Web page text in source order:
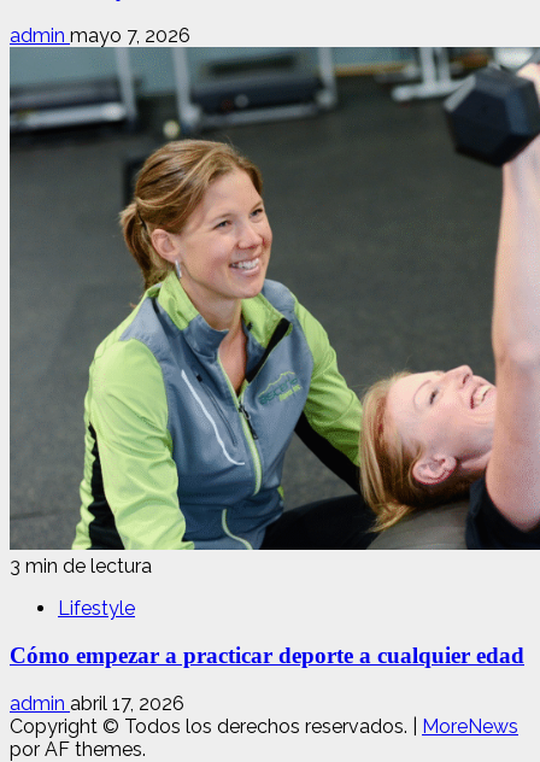
admin mayo 7, 2026
3 min de lectura
Lifestyle
Cómo empezar a practicar deporte a cualquier edad
admin abril 17, 2026
Copyright © Todos los derechos reservados.
MoreNews
por AF themes.